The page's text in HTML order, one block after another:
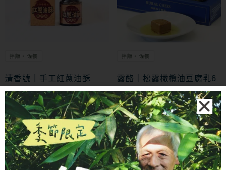
拌飯・佐餐
清香號｜手工紅蔥油酥
NT$ 200
加入購物車
拌飯・佐餐
露酪｜松露橄欖油豆腐乳6
入
NT$700
加入購物車